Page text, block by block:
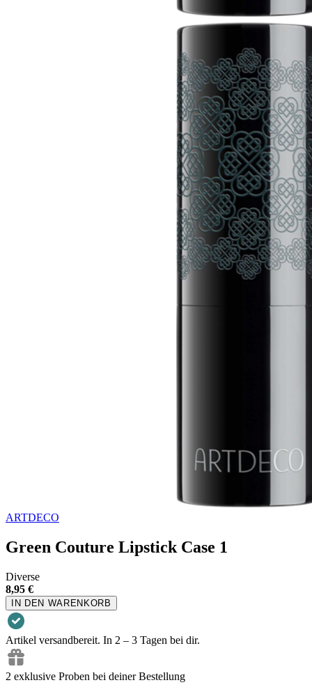
ARTDECO
Green Couture Lipstick Case 1
Diverse
8,95 €
IN DEN WARENKORB
Artikel versandbereit. In 2 – 3 Tagen bei dir.
2 exklusive Proben bei deiner Bestellung